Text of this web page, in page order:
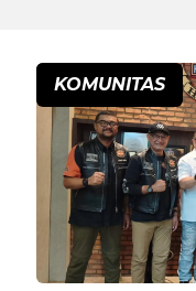
KOMUNITAS